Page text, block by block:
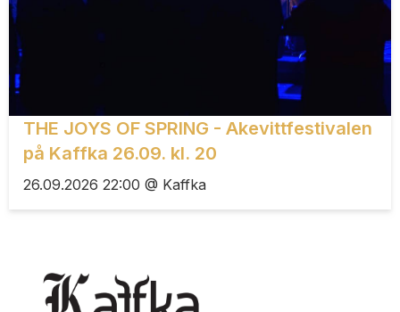
THE JOYS OF SPRING - Akevittfestivalen
på Kaffka 26.09. kl. 20
26.09.2026 22:00 @ Kaffka